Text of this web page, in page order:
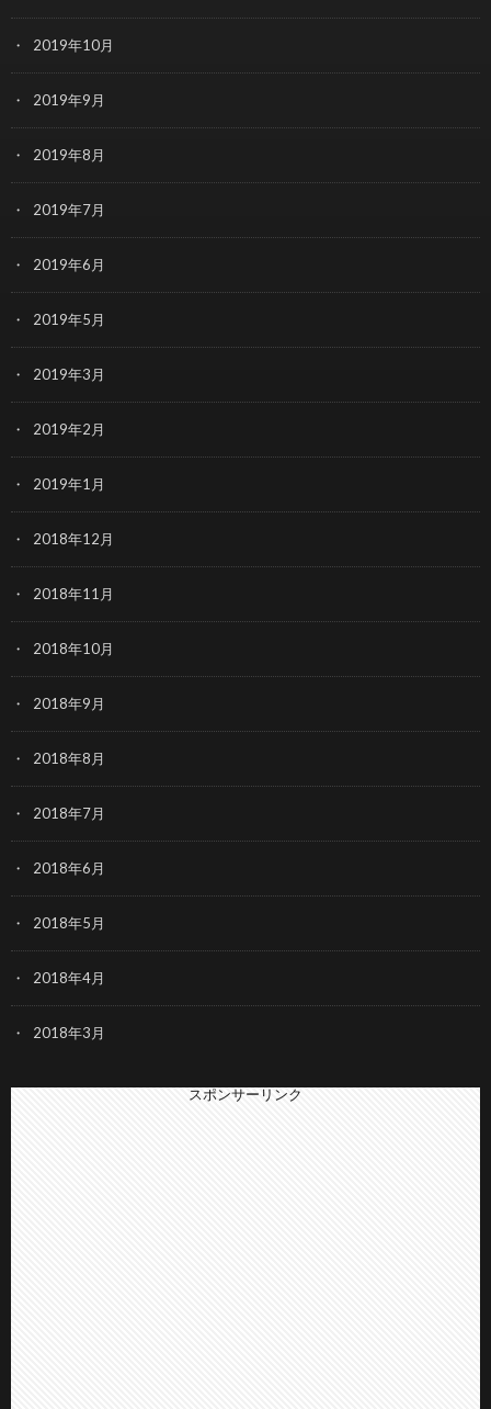
2019年10月
2019年9月
2019年8月
2019年7月
2019年6月
2019年5月
2019年3月
2019年2月
2019年1月
2018年12月
2018年11月
2018年10月
2018年9月
2018年8月
2018年7月
2018年6月
2018年5月
2018年4月
2018年3月
スポンサーリンク